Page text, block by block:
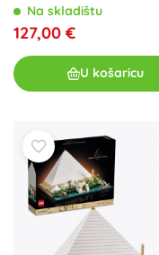
Na skladištu
127,00 €
U košaricu